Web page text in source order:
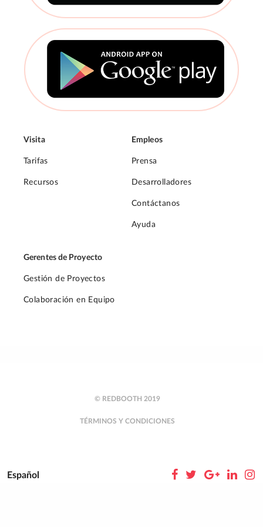
Visita
Tarifas
Recursos
Empleos
Prensa
Desarrolladores
Contáctanos
Ayuda
Gerentes de Proyecto
Gestión de Proyectos
Colaboración en Equipo
© REDBOOTH 2019
TÉRMINOS Y CONDICIONES
Español